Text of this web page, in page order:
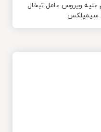
علیه ویروس عامل تبخال
سیمپلکس